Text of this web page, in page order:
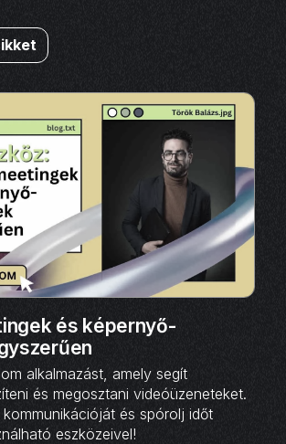
és képernyő-
alkalmazást, amely segít
és megosztani videóüzeneteket.
és spórolj időt
eszközeivel!